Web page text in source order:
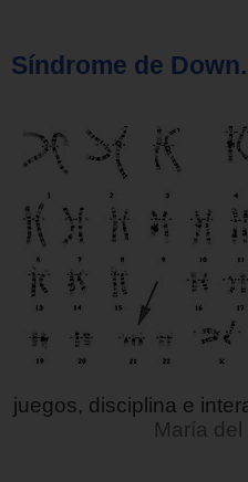
Síndrome de
juegos, disciplina e
María